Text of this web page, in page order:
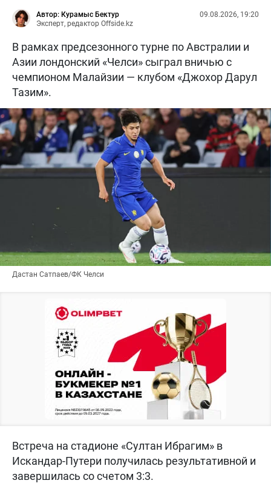
Автор: Курамыс Бектур
Эксперт, редактор Offside.kz
09.08.2026, 19:20
В рамках предсезонного турне по Австралии и
Азии лондонский «Челси» сыграл вничью с
чемпионом Малайзии — клубом «Джохор Дарул
Тазим».
Дастан Сатпаев/ФК Челси
Встреча на стадионе «Султан Ибрагим» в
Искандар-Путери получилась результативной и
завершилась со счетом 3:3.